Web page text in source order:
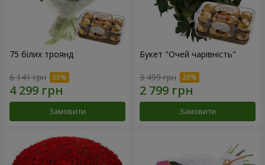
75 білих троянд
6 141 грн
Замовити
Букет "Очей чарівність"
3 499 грн
Замовити